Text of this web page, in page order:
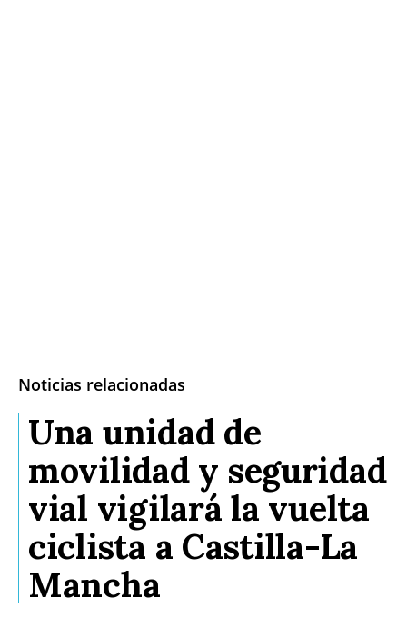
Noticias relacionadas
Una unidad de
movilidad y seguridad
vial vigilará la vuelta
ciclista a Castilla-La
Mancha